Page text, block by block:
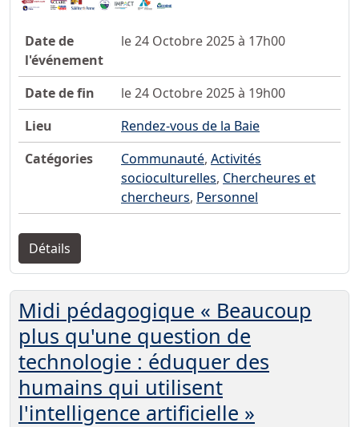
Date de
l'événement
le 24 Octobre 2025 à 17h00
Date de fin
le 24 Octobre 2025 à 19h00
Lieu
Rendez-vous de la Baie
Catégories
Communauté, Activités
socioculturelles, Chercheures et
chercheurs, Personnel
Détails
Midi pédagogique « Beaucoup
plus qu'une question de
technologie : éduquer des
humains qui utilisent
l'intelligence artificielle »